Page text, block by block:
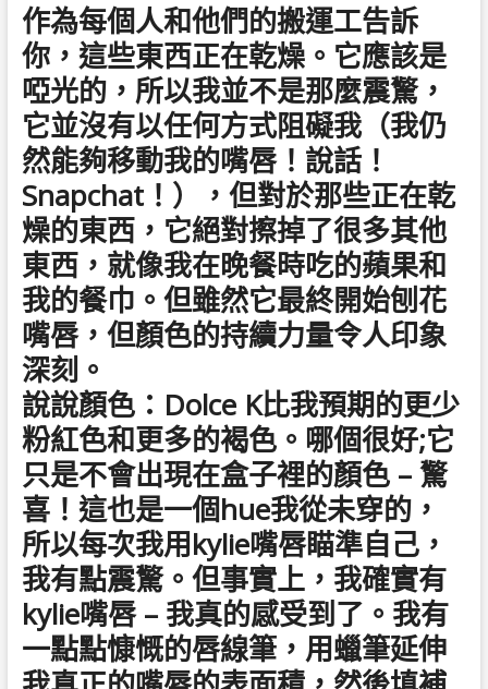
作為每個人和他們的搬運工告訴
你，這些東西正在乾燥。它應該是
啞光的，所以我並不是那麼震驚，
它並沒有以任何方式阻礙我（我仍
然能夠移動我的嘴唇！說話！
Snapchat！），但對於那些正在乾
燥的東西，它絕對擦掉了很多其他
東西，就像我在晚餐時吃的蘋果和
我的餐巾。但雖然它最終開始刨花
嘴唇，但顏色的持續力量令人印象
深刻。
說說顏色：Dolce K比我預期的更少
粉紅色和更多的褐色。哪個很好;它
只是不會出現在盒子裡的顏色 – 驚
喜！這也是一個hue我從未穿的，
所以每次我用kylie嘴唇瞄準自己，
我有點震驚。但事實上，我確實有
kylie嘴唇 – 我真的感受到了。我有
一點點慷慨的唇線筆，用蠟筆延伸